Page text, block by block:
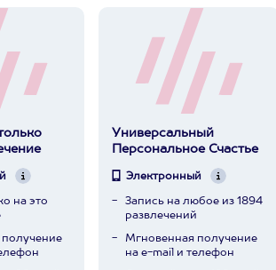
на это
Универсальный
Персональное Счастье
Электронный
Запись на любое из 1894
развлечений
Мгновенная получение
на e-mail и телефон